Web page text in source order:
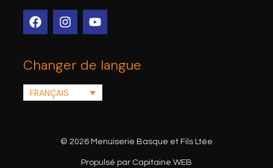
Changer de langue
FRANÇAIS
© 2026 Menuiserie Basque et Fils Ltée
Propulsé par Capitaine WEB